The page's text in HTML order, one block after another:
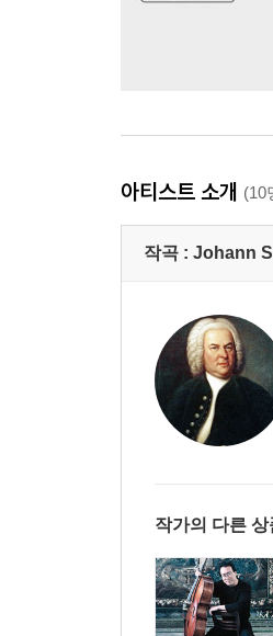
아티스트 소개 (10
작곡 : Johann
작가의 다른 상